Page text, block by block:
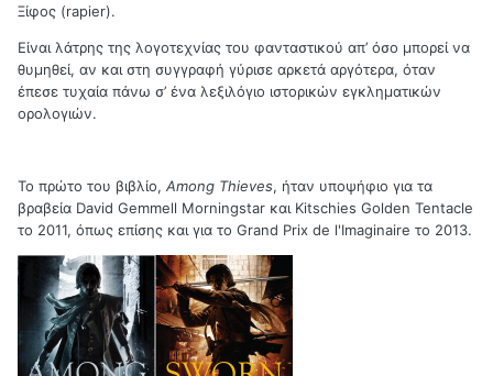
Ξίφος (rapier).
Είναι λάτρης της λογοτεχνίας του φανταστικού απ’ όσο μπορεί να
θυμηθεί, αν και στη συγγραφή γύρισε αρκετά αργότερα, όταν
έπεσε τυχαία πάνω σ’ ένα λεξιλόγιο ιστορικών εγκληματικών
ορολογιών.
Το πρώτο του βιβλίο, Among Thieves, ήταν υποψήφιο για τα
βραβεία David Gemmell Morningstar και Kitschies Golden Tentacle
το 2011, όπως επίσης και για το Grand Prix de l'Imaginaire το 2013.